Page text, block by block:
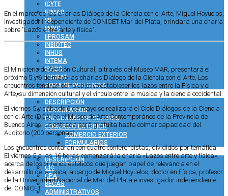
ICYTE
IFIMAR
IIB
IIMYC
IIPROSAM
INBIOTEC
INHUS
INTEMA
IPADS
IPSIBAT
ZONA DE INFLUENCIA
ADMINISTRACIÓN
DESCRIPCIÓN
FORMULARIOS
PREGUNTAS FRECUENTES
COMERCIO EXTERIOR
COMERCIO EXTERIOR
FORMULARIOS
RRHH
DESCRIPCIÓN
CIC
CPA
BECAS
ADMINISTRATIVOS
En el marco de las charlas Diálogo de la Ciencia con el Arte, Miguel Hoyuelos,
investigador independiente de CONICET Mar del Plata, brindará una charla
sobre "Lazos entre arte y física".
El Ministerio de Gestión Cultural, a través del Museo MAR, presentará el
próximo 5 y 6 de mayo las charlas Diálogo de la Ciencia con el Arte. Los
encuentros tendrán como objetivo establecer los lazos entre la Física y el
Arte, su dimensión cultural y el vínculo entre la música y la ciencia occidental.
El viernes 5 y sábado 6 de mayo se realizará el Ciclo Diálogos de la Ciencia
con el Arte (DCA) en el Museo de Arte Contemporáneo de la Provincia de
Buenos Aires. La entrada será gratuita hasta colmar capacidad del
Auditorio (200 personas).
Los encuentros contarán con cuatro conferencistas, divididos por temática.
El viernes 5 a las 16 horas comenzará la charla «Lazos entre arte y física»,
acerca de los criterios estéticos que juegan papel de relevancia en el
desarrollo de la física, a cargo de Miguel Hoyuelos, doctor en Física, profesor
de la Universidad Nacional de Mar del Plata e investigador independiente
del CONICET.